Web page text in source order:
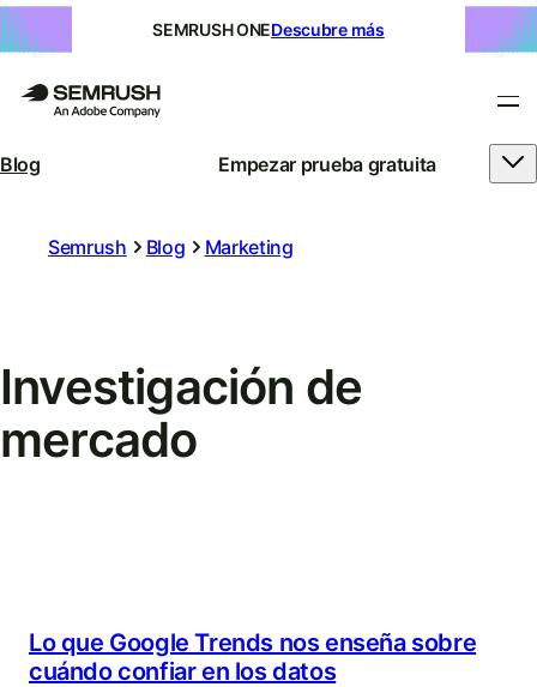
SEMRUSH ONEDescubre más
Blog Empezar prueba gratuita
Semrush Blog Marketing
Investigación de
mercado
Lo que Google Trends nos enseña sobre
cuándo confiar en los datos